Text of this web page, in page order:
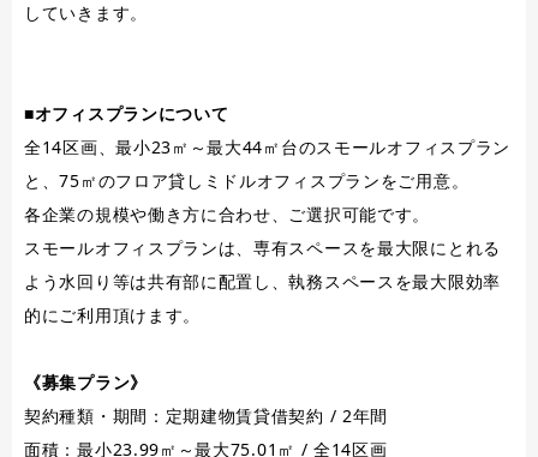
していきます。
■オフィスプランについて
全14区画、最小23㎡～最大44㎡台のスモールオフィスプラン
と、75㎡のフロア貸しミドルオフィスプランをご用意。
各企業の規模や働き方に合わせ、ご選択可能です。
スモールオフィスプランは、専有スペースを最大限にとれる
よう水回り等は共有部に配置し、執務スペースを最大限効率
的にご利用頂けます。
《募集プラン》
契約種類・期間：定期建物賃貸借契約 / 2年間
面積：最小23.99㎡～最大75.01㎡ / 全14区画